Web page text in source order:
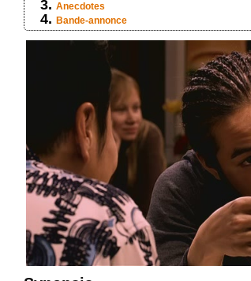
Anecdotes
Bande-annonce